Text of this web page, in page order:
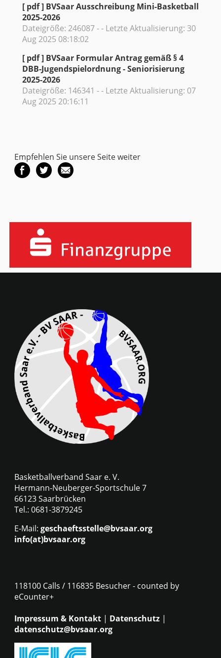
[ pdf ] BVSaar Ausschreibung Mini-Basketball
2025-2026
Dateigröße: 246087 - - Letzte Aktualisierung: 30
Aug 2025 08:18:02
[ pdf ] BVSaar Formular Antrag gemäß § 4
DBB-Jugendspielordnung - Seniorisierung
2025-2026
Dateigröße: 146341 - - Letzte Aktualisierung: 07
Aug 2025 20:16:11
Empfehlen Sie unsere Seite weiter
Basketballverband Saar e. V.
Hermann-Neuberger-Sportschule 7
66123 Saarbrücken
Tel.: 0681-3879245
E-Mail: geschaeftsstelle@bvsaar.org
info(at)bvsaar.org
118100 Calls / 116835 Besucher - counted by
eCounter+
Impressum & Kontakt | Datenschutz |
datenschutz@bvsaar.org